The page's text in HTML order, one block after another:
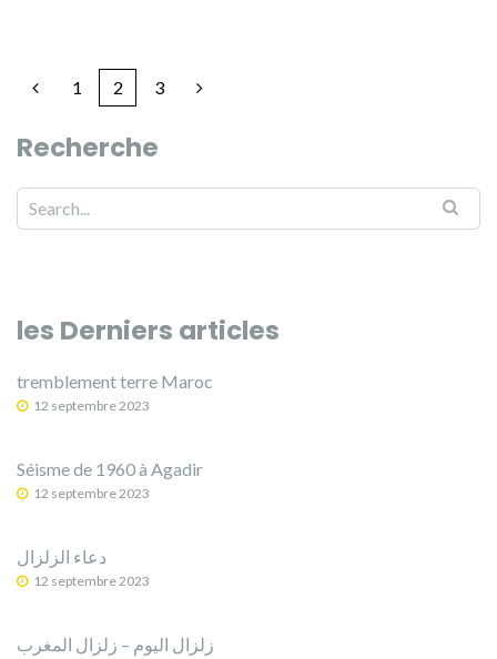
1 2 3
Recherche
les Derniers articles
tremblement terre Maroc
12 septembre 2023
Séisme de 1960 à Agadir
12 septembre 2023
دعاء الزلزال
12 septembre 2023